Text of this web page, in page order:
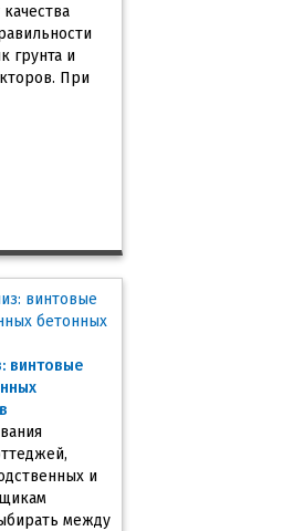
грунта и
При
винтовые
и
между